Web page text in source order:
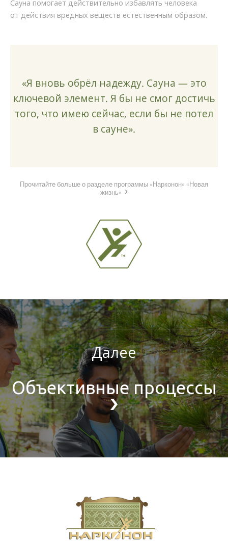
Сауна помогает действительно избавлять человека
от действия вредных веществ естественным образом.
«Я вновь обрёл надежду. Сауна — это
ключевой элемент. Я бы не смог достичь
того, что имею сейчас, если бы не потел
в сауне».
Прочитайте больше о разделе программы «Нарконон» «Новая
жизнь»
Далее
Объективные процессы